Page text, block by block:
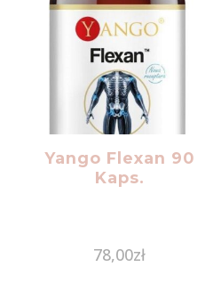
Yango Flexan 90
Kaps.
78,00zł